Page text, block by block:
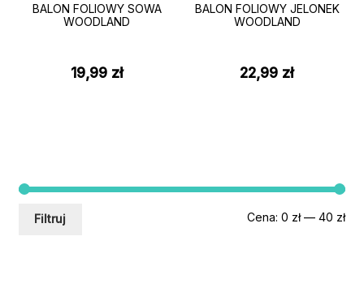
BALON FOLIOWY SOWA
WOODLAND
19,99 zł
BALON FOLIOWY JELONEK
WOODLAND
22,99 zł
Filtruj Cena:0 zł—40 zł